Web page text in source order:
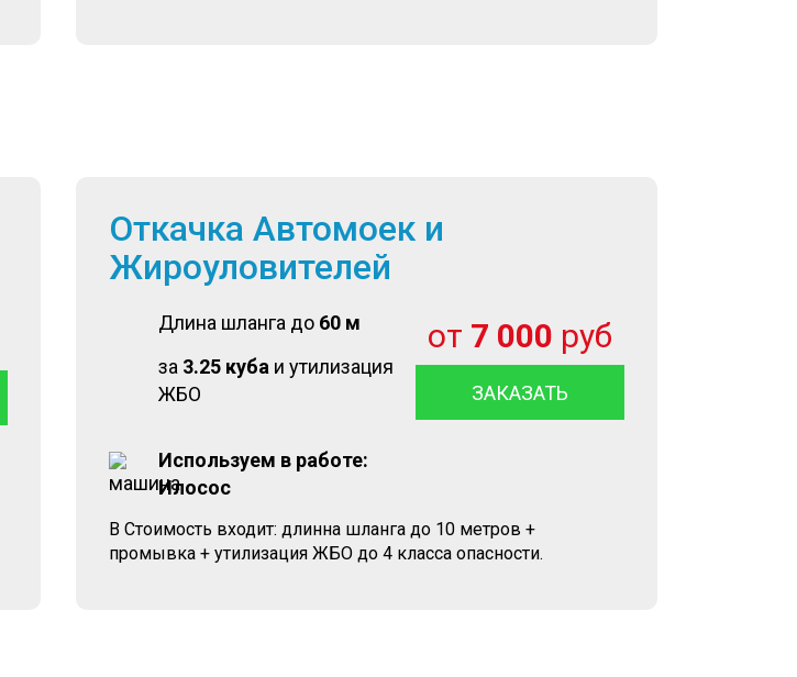
Откачка Автомоек и
Жироуловителей
Длина шланга до 60 м
за 3.25 куба и утилизация
ЖБО
от 7 000 руб
ЗАКАЗАТЬ
Используем в работе:
Илосос
В Стоимость входит: длинна шланга до 10 метров +
промывка + утилизация ЖБО до 4 класса опасности.